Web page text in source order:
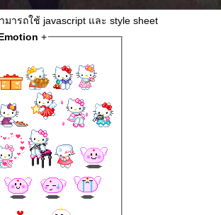
มารถใช้ javascript และ style sheet
+